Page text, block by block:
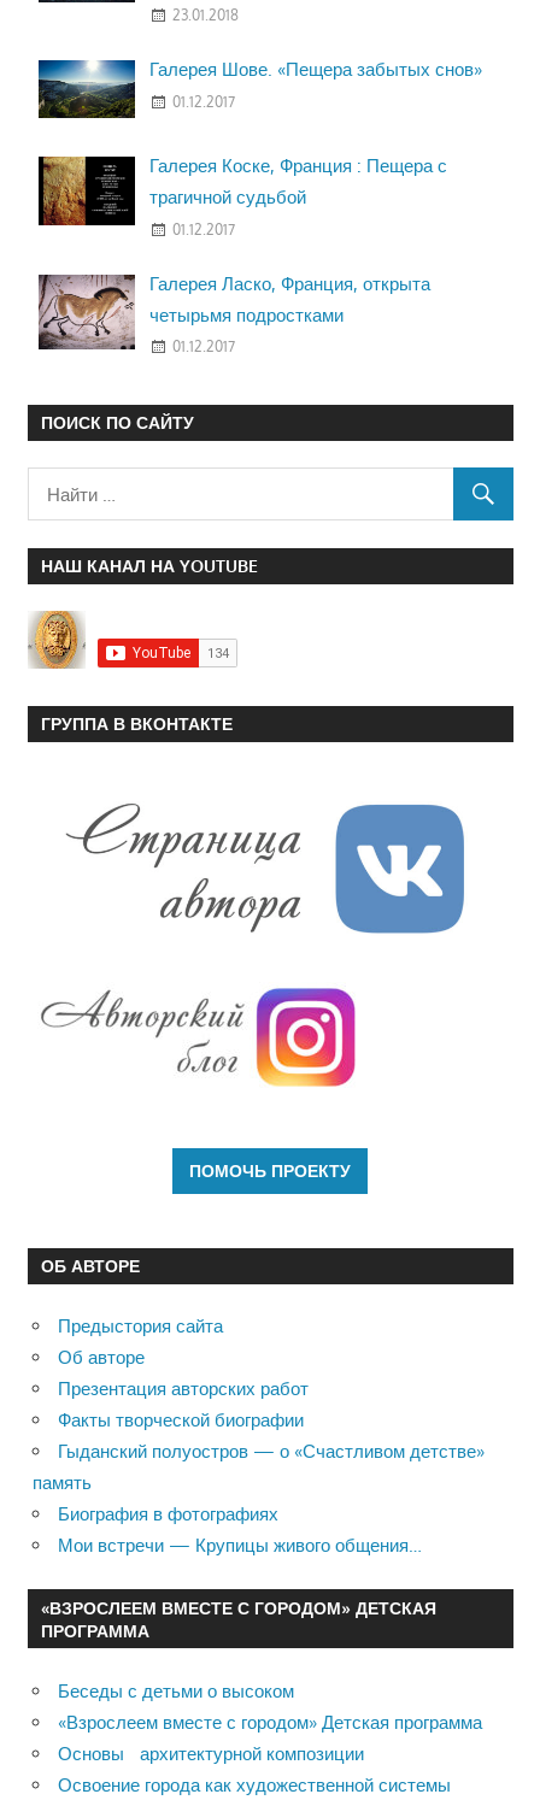
23.01.2018
Галерея Шове. «Пещера забытых снов»
01.12.2017
Галерея Коске, Франция : Пещера с
трагичной судьбой
01.12.2017
Галерея Ласко, Франция, открыта
четырьмя подростками
01.12.2017
ПОИСК ПО САЙТУ
НАШ КАНАЛ НА YOUTUBE
ГРУППА В ВКОНТАКТЕ
ОБ АВТОРЕ
Предыстория сайта
Об авторе
Презентация авторских работ
Факты творческой биографии
Гыданский полуостров — о «Счастливом детстве»
память
Биография в фотографиях
Мои встречи — Крупицы живого общения…
«ВЗРОСЛЕЕМ ВМЕСТЕ С ГОРОДОМ» ДЕТСКАЯ
ПРОГРАММА
Беседы с детьми о высоком
«Взрослеем вместе с городом» Детская программа
Основы архитектурной композиции
Освоение города как художественной системы